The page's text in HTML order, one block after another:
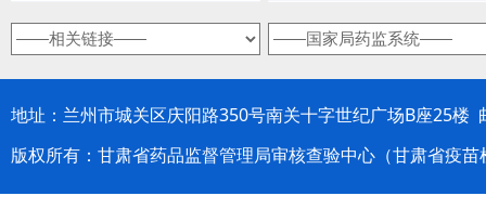
地址：兰州市城关区庆阳路350号南关十字世纪广场B座25
版权所有：甘肃省药品监督管理局审核查验中心（甘肃省疫